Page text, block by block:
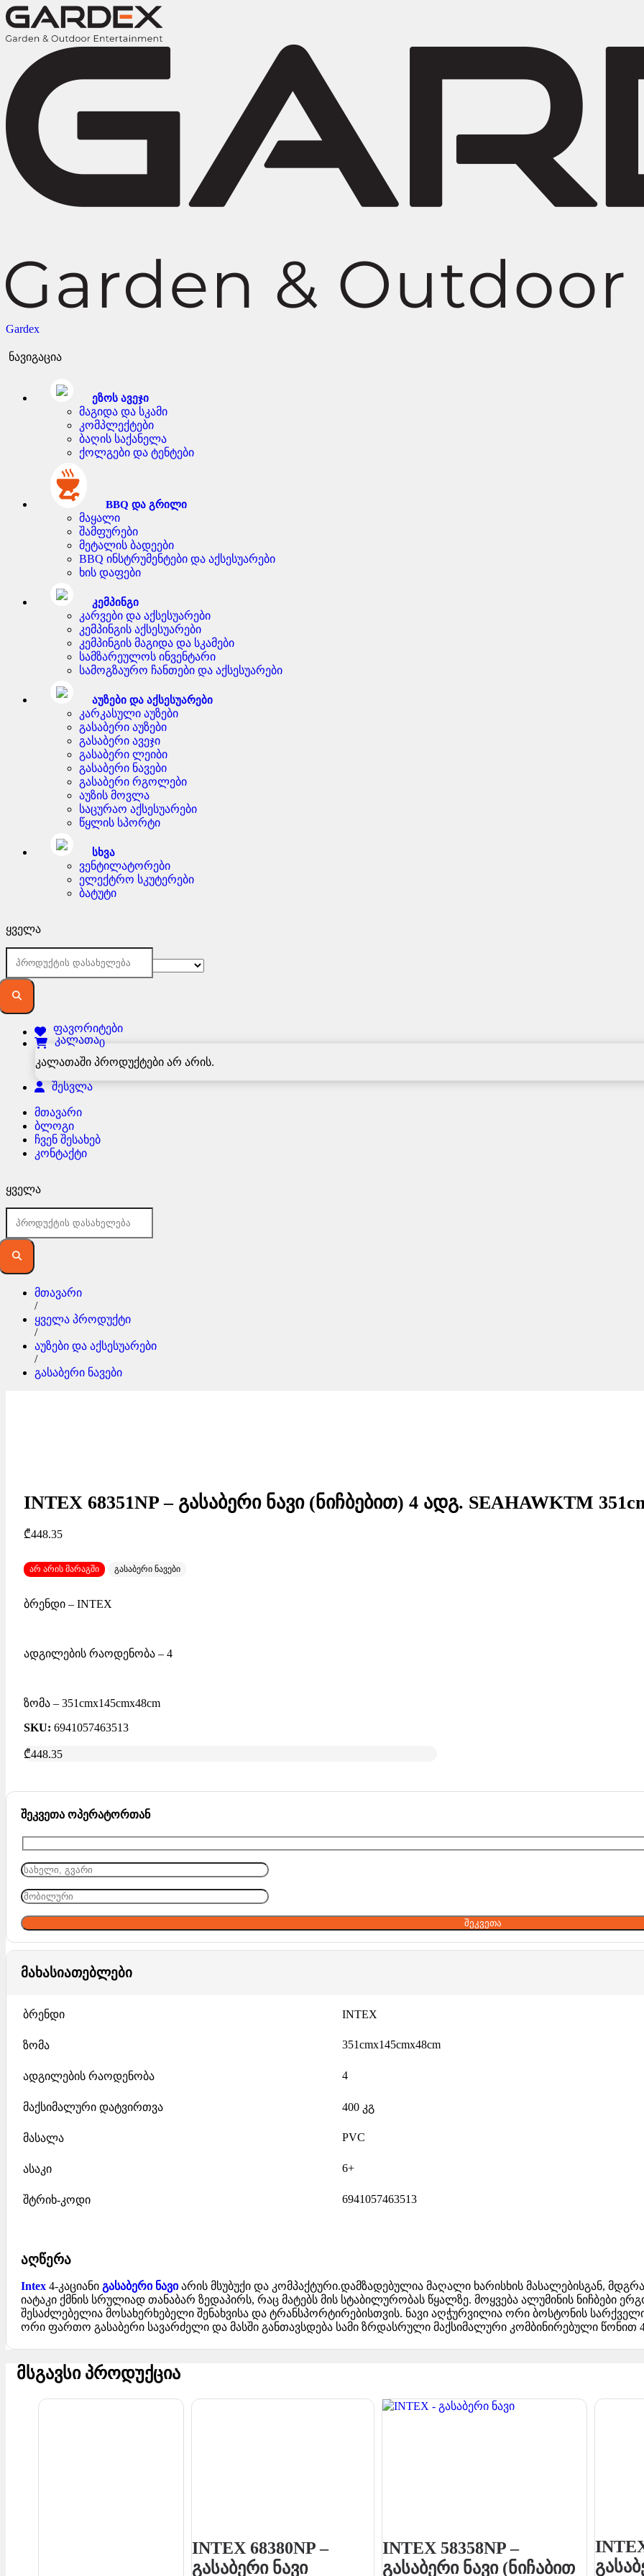
Gardex
ნავიგაცია
ეზოს ავეჯი
მაგიდა და სკამი
კომპლექტები
ბაღის საქანელა
ქოლგები და ტენტები
BBQ და გრილი
მაყალი
შამფურები
მეტალის ბადეები
BBQ ინსტრუმენტები და აქსესუარები
ხის დაფები
კემპინგი
კარვები და აქსესუარები
კემპინგის აქსესუარები
კემპინგის მაგიდა და სკამები
სამზარეულოს ინვენტარი
სამოგზაურო ჩანთები და აქსესუარები
აუზები და აქსესუარები
კარკასული აუზები
გასაბერი აუზები
გასაბერი ავეჯი
გასაბერი ლეიბი
გასაბერი ნავები
გასაბერი რგოლები
აუზის მოვლა
საცურაო აქსესუარები
წყლის სპორტი
სხვა
ვენტილატორები
ელექტრო სკუტერები
ბატუტი
ყველა
ფავორიტები
კალათა0
კალათაში პროდუქტები არ არის.
შესვლა
მთავარი
ბლოგი
ჩვენ შესახებ
კონტაქტი
ყველა
მთავარი
/
ყველა პროდუქტი
/
აუზები და აქსესუარები
/
გასაბერი ნავები
INTEX 68351NP – გასაბერი ნავი (ნიჩბებით) 4 ადგ. SEAHAWKTM
₾448.35
არ არის მარაგში გასაბერი ნავები
ბრენდი – INTEX
ადგილების რაოდენობა – 4
ზომა – 351cmx145cmx48cm
SKU: 6941057463513
₾448.35
შეკვეთა ოპერატორთან
მახასიათებლები
ბრენდი INTEX
ზომა 351cmx145cmx48cm
ადგილების რაოდენობა 4
მაქსიმალური დატვირთვა 400 კგ
მასალა PVC
ასაკი 6+
შტრიხ-კოდი 6941057463513
აღწერა
Intex 4-კაციანი გასაბერი ნავიარის მსუბუქი და კომპაქტური.დამზადებულია მაღალი ხარისხის მასალებისგან,
იატაკი ქმნის სრულიად თანაბარ ზედაპირს, რაც მატებს მის სტაბილურობას წყალზე. მოყვება ალუმინის
შესაძლებელია მოსახერხებელი შენახვისა და ტრანსპორტირებისთვის. ნავი აღჭურვილია ორი ბოსტონის
ორი ფართო გასაბერი სავარძელი და მასში განთავსდება სამი ზრდასრული მაქსიმალური კომბინირებული წონით
მსგავსი პროდუქცია
INTEX 68380NP –
გასაბერი ნავი
INTEX 58358NP –
გასაბერი ნავი (ნიჩაბით